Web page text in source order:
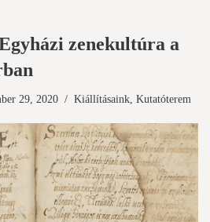
zenekultúra a
29, 2020 Kiállításaink Kutatóterem